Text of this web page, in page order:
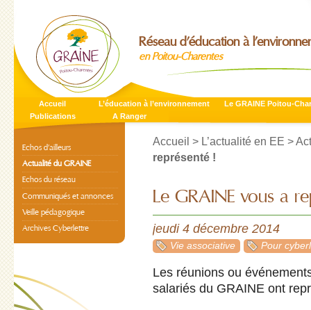
Réseau d’éducation à
en Poitou-Charentes
Accueil L’éducation à l’environnement
Le GRAINE Poitou-
Publications
A Ranger
Accueil > L’actualité en EE >
représenté !
Le GRAINE vous a
jeudi 4 décembre 2014
Vie associative Pour
Les réunions ou
salariés du GRAINE ont
Echos d’ailleurs
Actualité du GRAINE
Echos du réseau
Communiqués et annonces
Veille pédagogique
Archives Cyberlettre